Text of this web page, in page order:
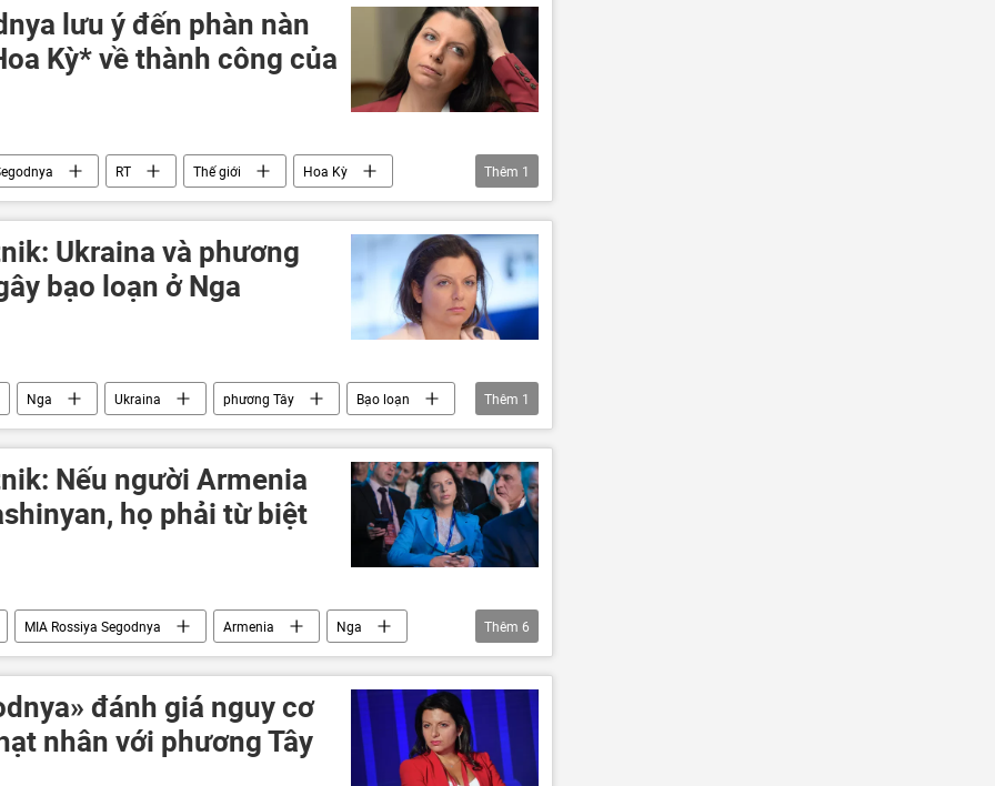
Russia Today
lưu ý đến phàn nàn
Kỳ* về thành công của
RT Thế giới Hoa Kỳ Thêm 1
Ukraina và phương
bạo loạn ở Nga
Nga Ukraina phương Tây Bạo loạn Thêm 1
Nếu người Armenia
họ phải từ biệt
MIA Rossiya Segodnya Armenia
Nga
RT
Chính trị Thế giới xung đột quân sự
Thêm 6
đánh giá nguy cơ
nhân với phương Tây